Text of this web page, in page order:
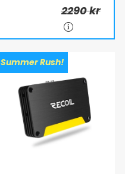
2290 kr
Summer Rush!